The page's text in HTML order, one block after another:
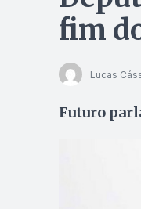
fim
Lucas
Futuro